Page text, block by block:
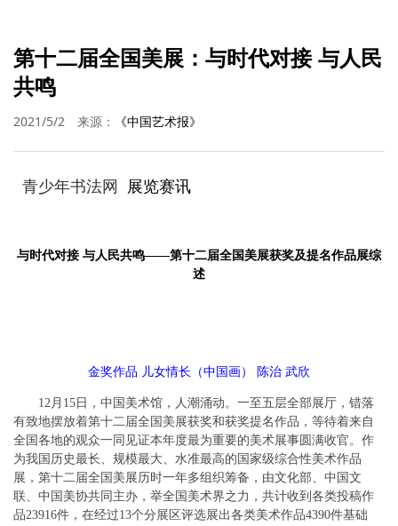
第十二届全国美展：与时代对接 与人民
共鸣
2021/5/2 来源： 《中国艺术报》
青少年书法网 展览赛讯
与时代对接 与人民共鸣——第十二届全国美展获奖及提名作品展综
述
金奖作品 儿女情长（中国画） 陈治 武欣
12月15日，中国美术馆，人潮涌动。一至五层全部展厅，错落
有致地摆放着第十二届全国美展获奖和获奖提名作品，等待着来自
全国各地的观众一同见证本年度最为重要的美术展事圆满收官。作
为我国历史最长、规模最大、水准最高的国家级综合性美术作品
展，第十二届全国美展历时一年多组织筹备，由文化部、中国文
联、中国美协共同主办，举全国美术界之力，共计收到各类投稿作
品23916件，在经过13个分展区评选展出各类美术作品4390件基础